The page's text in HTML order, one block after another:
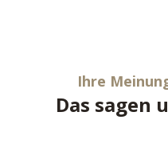
Ihre
Das sagen